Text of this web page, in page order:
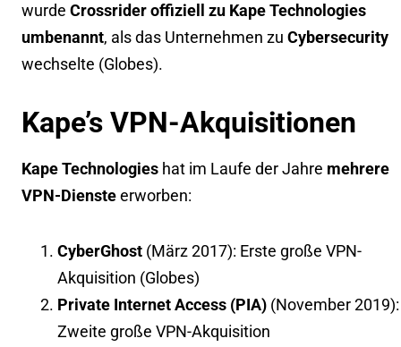
wurde Crossrider offiziell zu Kape Technologies
umbenannt, als das Unternehmen zu Cybersecurity
wechselte (Globes).
Kape’s VPN-Akquisitionen
Kape Technologies hat im Laufe der Jahre mehrere
VPN-Diensteerworben:
CyberGhost (März 2017): Erste große VPN-
Akquisition (Globes)
Private Internet Access (PIA) (November 2019):
Zweite große VPN-Akquisition